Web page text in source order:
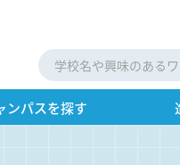
ンパスを探す